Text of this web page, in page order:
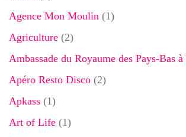
Agence Mon Moulin (1)
Agriculture (2)
Ambassade du Royaume des Pays-Bas à
Apéro Resto Disco (2)
Apkass (1)
Art of Life (1)